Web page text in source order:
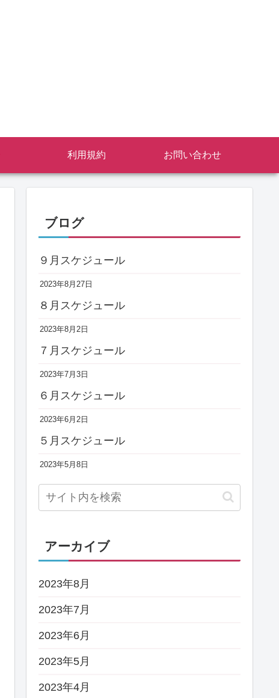
利用規約 お問い合わせ
ブログ
９月スケジュール
2023年8月27日
８月スケジュール
2023年8月2日
７月スケジュール
2023年7月3日
６月スケジュール
2023年6月2日
５月スケジュール
2023年5月8日
アーカイブ
2023年8月
2023年7月
2023年6月
2023年5月
2023年4月